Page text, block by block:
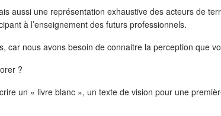
aussi une représentation exhaustive des acteurs de
à l’enseignement des futurs professionnels.
car nous avons besoin de connaitre la perception que
?
un « livre blanc », un texte de vision pour une